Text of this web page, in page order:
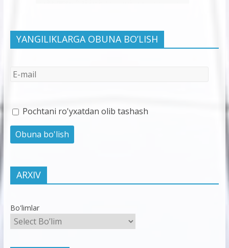
YANGILIKLARGA OBUNA BO’LISH
Pochtani ro'yxatdan olib tashash
ARXIV
Bo'limlar